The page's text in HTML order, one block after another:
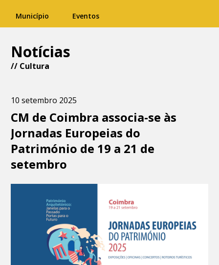
Município Eventos
Notícias
// Cultura
10 setembro 2025
CM de Coimbra associa-se às
Jornadas Europeias do
Património de 19 a 21 de
setembro